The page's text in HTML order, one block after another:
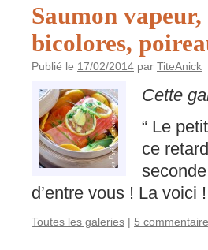
Saumon
bicolores,
Publié le 17/02/2014 par TiteAnick
Cette
“ Le
ce
d’entre vous ! La voici !
Toutes les galeries | 5